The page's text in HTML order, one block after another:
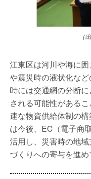
（
江東区は河川や海に
や震災時の液状化な
時には交通網の分断
される可能性がある
速な物資供給体制の
は今後、EC（電子商
活用し、災害時の地
づくりへの寄与を進め